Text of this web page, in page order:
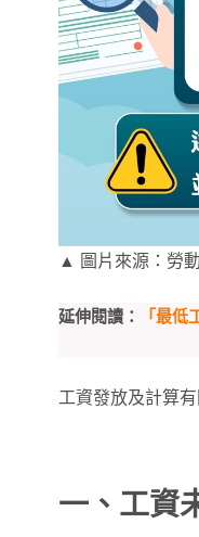
▲ 圖片來源：勞
延伸閱讀： 「最
工資發放及計算
一、工資